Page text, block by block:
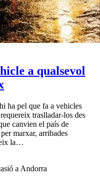
a qualsevol
ha pel que fa a vehicles
traslladar-los des
canvien el país de
marxar, arribades
la…
a Andorra